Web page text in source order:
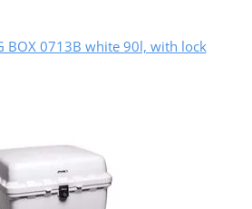
BOX 0713B white 90l, with lock